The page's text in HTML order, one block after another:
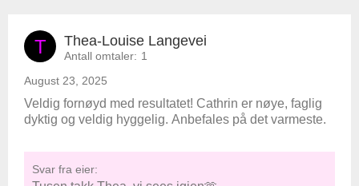
T Thea-Louise Langevei
Antall omtaler: 1
August 23, 2025
Veldig fornøyd med resultatet! Cathrin er nøye, faglig
dyktig og veldig hyggelig. Anbefales på det varmeste.
Svar fra eier: